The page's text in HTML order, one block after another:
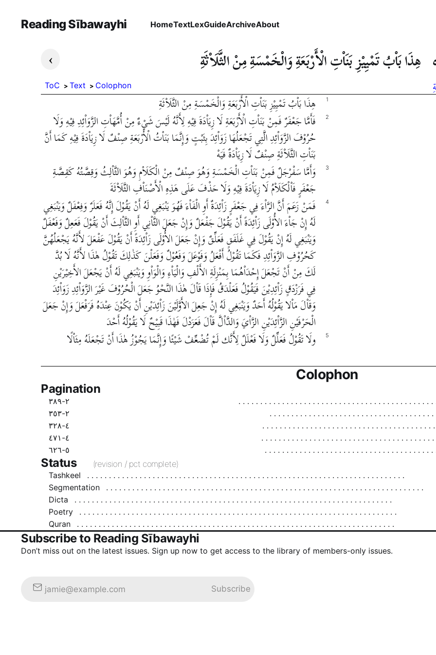
Reading Sībawayhi HomeTextLexGuideArchiveAbout
› هِذَا بَاْبُ تَمْيِيْزِ بَنَاْتِ الْأَرْبَعَةِ وَالْخَمْسَةِ مِنْ الثَّلَاْثَةِ
ToC Text Colophon
هِذَا بَاْبُ تَمْيِيْزِ بَنَاْتِ الْأَرْبَعَةِ وَالْخَمْسَةِ مِنْ الثَّلَاْثَةِ
1
فَأَمَّا جَعْفَرٌ فَمِنْ بَنَاْتِ الْأَرْبَعَةِ لَا زِيَاْدَةَ فِيْهِ لِأَنَّهُ لَيْسَ شَيْءٌ مِنْ أُمَّهَاْتِ الزَّوَاْئِدِ فِيْهِ وَلَا
حُرُوْفَ الزَّوَاْئِدِ الَّتِي تَجْعَلُهَا زَوَاْئِدَ بِثَبْتٍ وَإِنَّمَا بَنَاْتُ الْأَرْبَعَةِ صِنْفٌ لَا زِيَاْدَةَ فِيْهِ كَمَا أَنَّ
بَنَاْتِ الثَّلَاْثَةِ صِنْفٌ لَا زِيَاْدَةٌ فَيَهْ
2
وَأَمَّا سَفْرْجَلٌ فَمِنْ بَنَاْتِ الْخَمْسَةِ وَهُوَ صِنْفٌ مِنْ الْكَلَاْمِ وَهُوَ الثَّاْلِثُ وَقِصَّتُهُ كَقِصَّةِ
جَعْفَرٍ فَاْلْكَلَاْمُ لَا زِيَاْدَةَ فِيْهِ وَلَا حَذْفَ عَلَى هَذِهِ الْأَصْنَاْفِ الثَّلَاْثَةَ
3
فَمَنْ زَعَمَ أَنَّ الرَّاْءَ فِي جَعْفَرٍ زَاْئِدَةٌ أَوِ الْفَاْءَ فَهُوَ يَنْبَغِي لَهُ أَنْ يَقُوْلَ إِنَّهُ فَعَلَرٌ وَفِعْفَلٌ وَيَنْبَغِي
لَهُ إِنْ جَاْءَ الأُوْلَى زَاْئِدَةً أَنْ يَقُوْلَ جَفْعَلٌ وَإِنْ جَعَلَ الثَّاْنِي أَوِ الثَّاْلِثَ أَنْ يَقُوْلَ فَعَعِلٌ وَفَعْفَلٌ
وَيَنْبَغِي لَهُ إِنْ يَقُوْلَ فِي غَلَفَقٍ فَعَلِّقٌ وَإِنْ جَعَلَ الأُوْلَى زَاْئِدَةً أَنْ يَقُوْلَ عَفْعَلَ لأَنَّهُ يَجْعَلُهُنَّ
كَحُرُوْفِ الزَّوَاْئِدِ فَكَمَا تَقُوْلُ أَفْعَلُ وَفَوْعَلَ وَفَعُوْلٌ وَفَعَلْنَ كَذٰلِكَ تَقُوْلُ هٰذَا لأَنَّهُ لَا بُدَّ
لَكَ مِنْ أَنْ تَجْعَلَ إِحْدَاْهُمَا بِمَنْزِلَةِ الأَلْفِ وَالْيَاْءِ وَالْوَاْوِ وَيَنْبَغِي لَهُ أَنْ يَجْعَلَ الأَخِيْرَيْنِ
فِي فَرَزْدَقٍ زَاْئِدِيْنَ فَيَقُوْلُ فَعَلْدَقُ فَإِذَا قَاْلَ هٰذَا النَّحْوُ جَعَلَ الْحُرُوْفَ غَيْرَ الزَّوَاْئِدِ زَوَاْئِدَ
وَقَاْلَ مَاْلا يَقُوْلُهُ أَحَدٌ وَيَنْبَغِي لَهُ إِنْ جَعِلَ الأَوَّلَيْنَ زَاْئِدَيْنِ أَنْ يَكُوْنَ عِنْدَهُ فَرَفْعَلَ وَإِنْ جَعَلَ
الْحَرْفَيْنِ الزَّاْئِدَيْنِ الزَّاْيَ وَالدَّاْلَّ قَاْلَ فَعَزَدْلَ فَهٰذَا قَبِيْحٌ لَا يَقُوْلُهُ أَحْدَ
4
ولَا تَقُوْلُ فَعَلِّلٌ وَلَا فَعْلَلٌ لِأَنَّك لَمْ تُضْعِّفْ شَيْئًا وَإِنَّمَا يَجُوْزُ هٰذَا أَنْ تَجْعَلَهُ مِثَاْلًا 5
Colophon
Pagination
٢-٣٨٩
٢-٣٥٣
٤-٣٢٨
٤-٤٧١
٥-٦٢٦
Status
(revision / pct complete)
Tashkeel
Segmentation
Dicta
Poetry
Quran
Subscribe to Reading Sībawayhi
Don’t miss out on the latest issues. Sign up now to get access to the library of members-only issues.
jamie@example.com Subscribe